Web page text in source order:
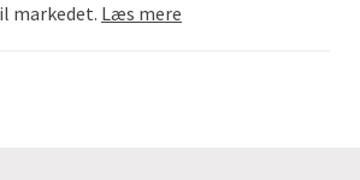
markedet. Læs mere